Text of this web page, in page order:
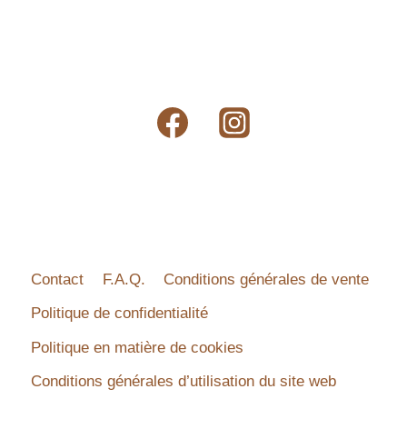
Contact F.A.Q.
Conditions générales de vente
Politique de confidentialité
Politique en matière de cookies
Conditions générales d’utilisation du site web